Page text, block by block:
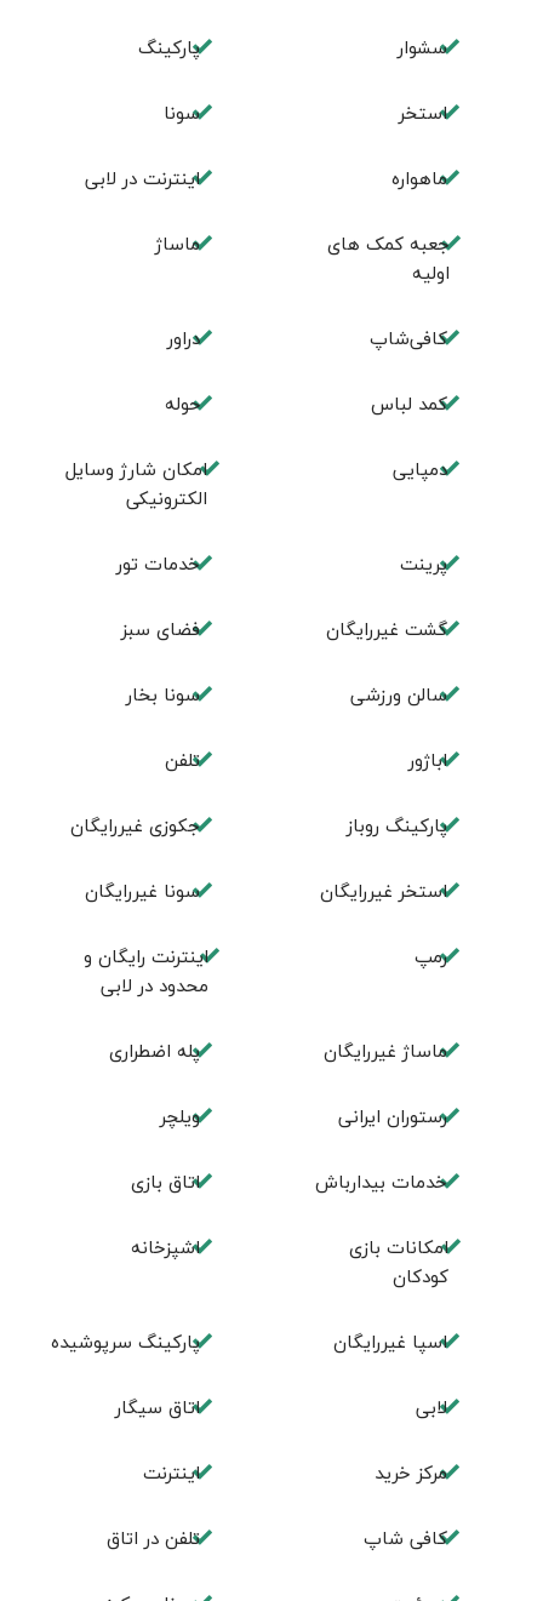
سشوار پارکینگ
استخر سونا
ماهواره اینترنت در لابی
جعبه کمک های
اولیه
ماساژ
کافی‌شاپ دراور
کمد لباس حوله
دمپایی
امکان شارژ وسایل
الکترونیکی
پرینت خدمات تور
گشت غیررایگان فضای سبز
سالن ورزشی سونا بخار
اباژور تلفن
پارکینگ روباز جکوزی غیررایگان
استخر غیررایگان سونا غیررایگان
رمپ
اینترنت رایگان و
محدود در لابی
ماساژ غیررایگان پله اضطراری
رستوران ایرانی ویلچر
خدمات بیدارباش اتاق بازی
امکانات بازی
کودکان
اشپزخانه
اسپا غیررایگان پارکینگ سرپوشیده
لابی اتاق سیگار
مرکز خرید اینترنت
کافی شاپ تلفن در اتاق